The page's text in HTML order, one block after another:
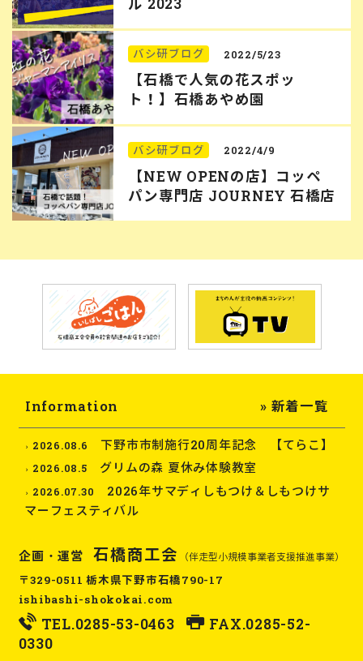
バシ研ブログ 2022/5/23
【石橋で人気の花スポッ
ト！】石橋あやめ園
バシ研ブログ 2022/4/9
【NEW OPENの店】コッペ
パン専門店 JOURNEY 石橋店
Information » 新着一覧
2026.08.6 下野市市制施行20周年記念 【てらこ】
2026.08.5 グリムの森 夏休み体験教室
2026.07.30
2026年サマディしもつけ＆しもつけサ
マーフェスティバル
企画・運営 石橋商工会 （伴走型小規模事業者支援推進事業）
〒329-0511 栃木県下野市石橋790-17
ishibashi-shokokai.com
TEL.0285-53-0463
FAX.0285-52-
0330